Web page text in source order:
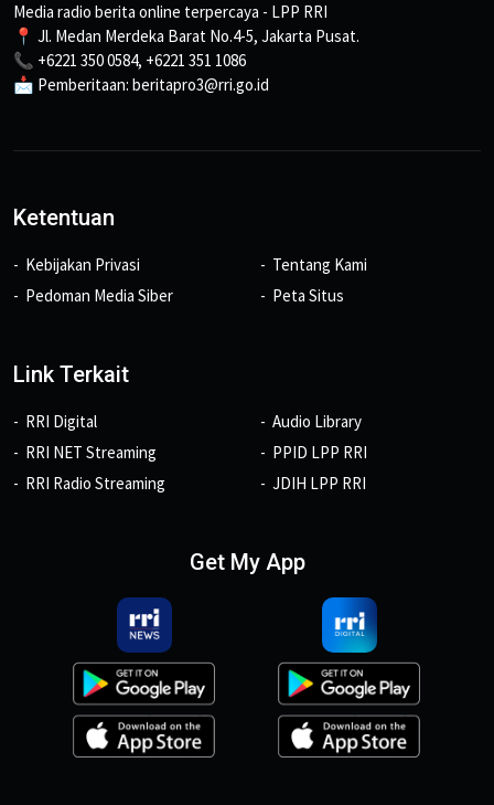
Media radio berita online terpercaya - LPP RRI
📍 Jl. Medan Merdeka Barat No.4-5, Jakarta Pusat.
📞 +6221 350 0584, +6221 351 1086
📩 Pemberitaan: beritapro3@rri.go.id
Ketentuan
Kebijakan Privasi
Pedoman Media Siber
Tentang Kami
Peta Situs
Link Terkait
RRI Digital
RRI NET Streaming
RRI Radio Streaming
Audio Library
PPID LPP RRI
JDIH LPP RRI
Get My App